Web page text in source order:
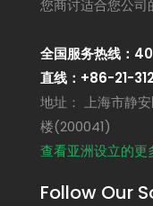
您商讨适合您公司
全国服务热线：
直线：+86-21-
地址： 上海市静
楼(200041)
查看亚洲设立的更
Follow Our